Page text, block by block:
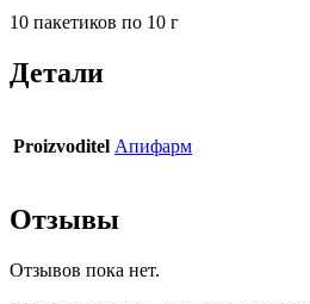
10 пакетиков по 10 г
Детали
Proizvoditel Апифарм
Отзывы
Отзывов пока нет.